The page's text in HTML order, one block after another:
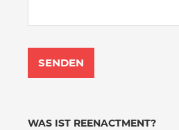
WAS IST REENACTMENT?